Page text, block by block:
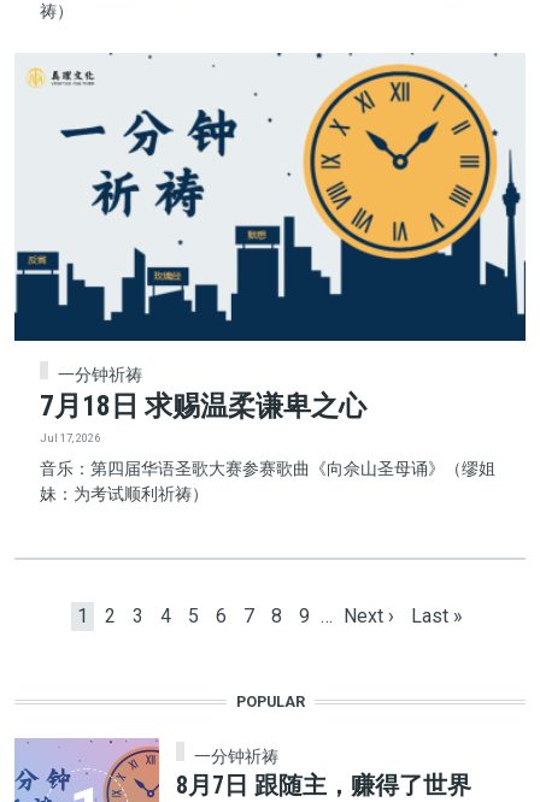
祷）
一分钟祈祷
7月18日 求赐温柔谦卑之心
Jul 17, 2026
音乐：第四届华语圣歌大赛参赛歌曲《向佘山圣母诵》（缪姐
妹：为考试顺利祈祷）
Current page
1 Page
2 Page
3 Page
4 Page
5 Page
6 Page
7 Page
8 Page
9 … Next page
Next › Last page
Last »
POPULAR
一分钟祈祷
8月7日 跟随主，赚得了世界